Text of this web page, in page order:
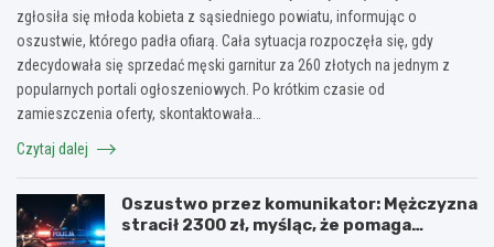
zgłosiła się młoda kobieta z sąsiedniego powiatu, informując o
oszustwie, którego padła ofiarą. Cała sytuacja rozpoczęła się, gdy
zdecydowała się sprzedać męski garnitur za 260 złotych na jednym z
popularnych portali ogłoszeniowych. Po krótkim czasie od
zamieszczenia oferty, skontaktowała…
Czytaj dalej
Oszustwo przez komunikator: Mężczyzna
stracił 2300 zł, myśląc, że pomaga